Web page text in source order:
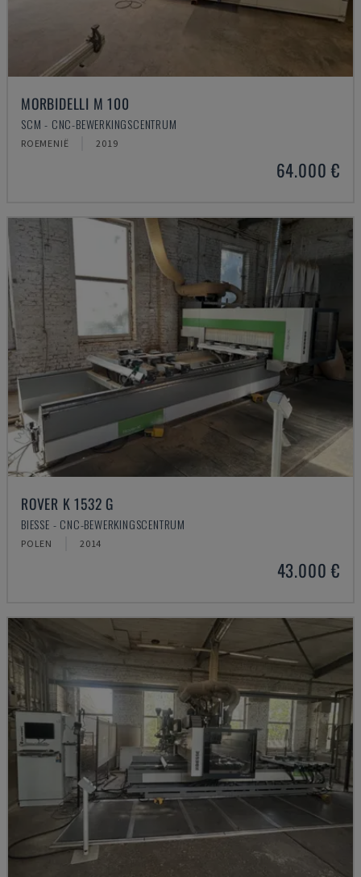
MORBIDELLI M 100
SCM - CNC-BEWERKINGSCENTRUM
ROEMENIË 2019
64.000 €
ROVER K 1532 G
BIESSE - CNC-BEWERKINGSCENTRUM
POLEN 2014
43.000 €